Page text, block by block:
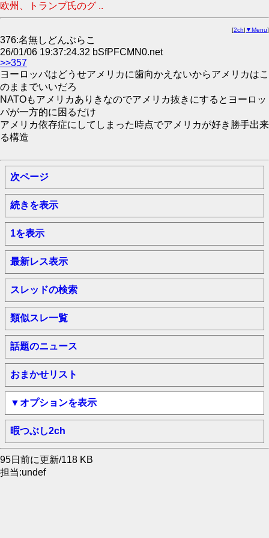
欧州、トランプ氏のグ ..
[2ch| ▼Menu]
376:名無しどんぶらこ
26/01/06 19:37:24.32 bSfPFCMN0.net
>>357
ヨーロッパはどうせアメリカに歯向かえないからアメリカはこ
のままでいいだろ
NATOもアメリカありきなのでアメリカ抜きにするとヨーロッ
パが一方的に困るだけ
アメリカ依存症にしてしまった時点でアメリカが好き勝手出来
る構造
次ページ
続きを表示
1を表示
最新レス表示
スレッドの検索
類似スレ一覧
話題のニュース
おまかせリスト
▼オプションを表示
暇つぶし2ch
95日前に更新/118 KB
担当:undef